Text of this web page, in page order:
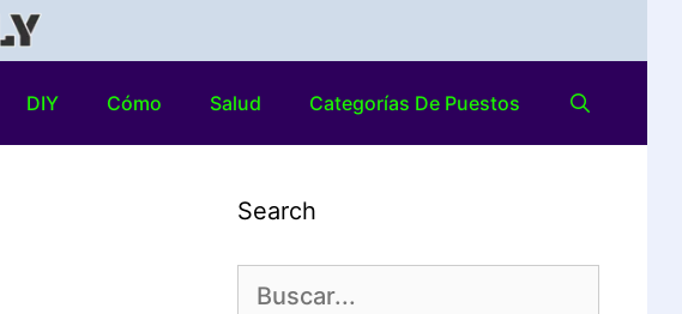
DIY Cómo Salud Categorías De Puestos
Search